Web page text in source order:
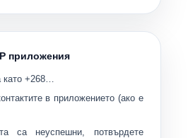
приложения
като+268…
в приложението (ако е
са неуспешни, потвърдете